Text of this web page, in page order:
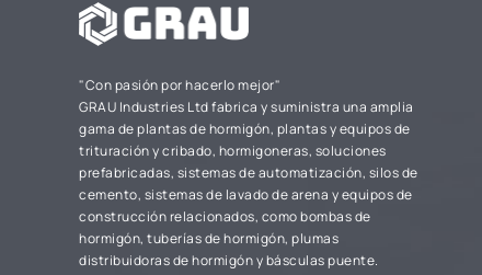
"Con pasión por hacerlo mejor"
GRAU Industries Ltd fabrica y suministra una amplia
gama de plantas de hormigón, plantas y equipos de
trituración y cribado, hormigoneras, soluciones
prefabricadas, sistemas de automatización, silos de
cemento, sistemas de lavado de arena y equipos de
construcción relacionados, como bombas de
hormigón, tuberías de hormigón, plumas
distribuidoras de hormigón y básculas puente.